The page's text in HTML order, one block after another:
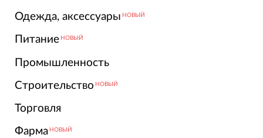
Одежда, аксессуары НОВЫЙ
Питание НОВЫЙ
Промышленность
Строительство НОВЫЙ
Торговля
Фарма НОВЫЙ